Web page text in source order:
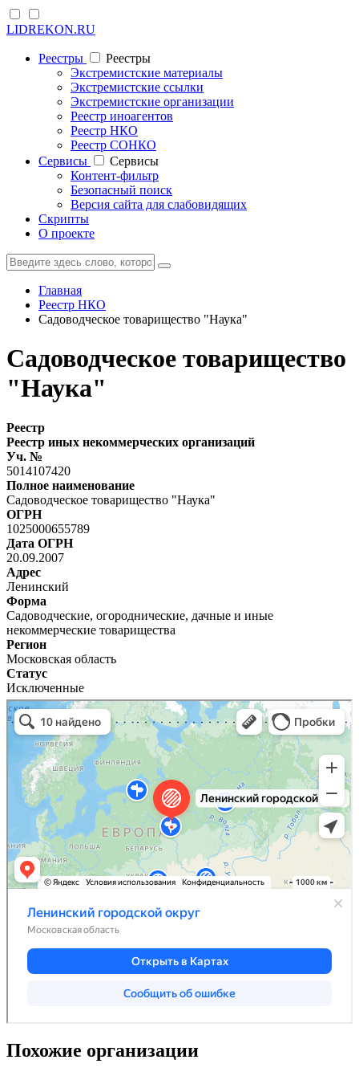
LIDREKON.RU
Реестры
Реестры
Экстремистские материалы
Экстремистские ссылки
Экстремистские организации
Реестр иноагентов
Реестр НКО
Реестр СОНКО
Cервисы
Cервисы
Контент-фильтр
Безопасный поиск
Версия сайта для слабовидящих
Скрипты
О проекте
Главная
Реестр НКО
Садоводческое товарищество "Наука"
Садоводческое товарищество
"Наука"
Реестр
Реестр иных некоммерческих организаций
Уч. №
5014107420
Полное наименование
Садоводческое товарищество "Наука"
ОГРН
1025000655789
Дата ОГРН
20.09.2007
Адрес
Ленинский
Форма
Садоводческие, огороднические, дачные и иные
некоммерческие товарищества
Регион
Московская область
Статус
Исключенные
Похожие организации